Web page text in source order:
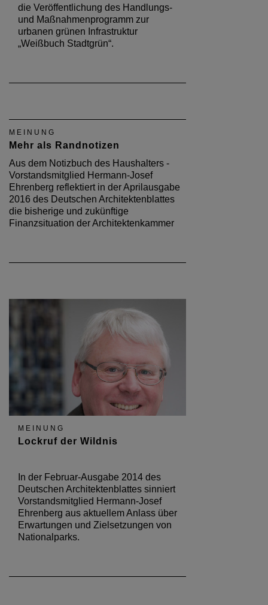
die Veröffentlichung des Handlungs-
und Maßnahmenprogramm zur
urbanen grünen Infrastruktur
„Weißbuch Stadtgrün“.
MEINUNG
Mehr als Randnotizen
Aus dem Notizbuch des Haushalters -
Vorstandsmitglied Hermann-Josef
Ehrenberg reflektiert in der Aprilausgabe
2016 des Deutschen Architektenblattes
die bisherige und zukünftige
Finanzsituation der Architektenkammer
MEINUNG
Lockruf der Wildnis
In der Februar-Ausgabe 2014 des
Deutschen Architektenblattes sinniert
Vorstandsmitglied Hermann-Josef
Ehrenberg aus aktuellem Anlass über
Erwartungen und Zielsetzungen von
Nationalparks.